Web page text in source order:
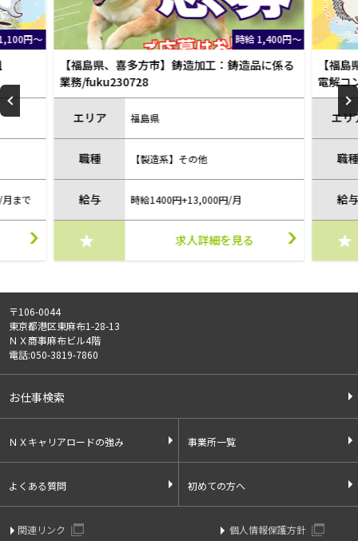
円～
まで
時給 1,400円～
【福島県、喜多方市】鋳造加工：鋳造品に係る
業務/fuku230728
エリア 福島県
職種 【製造系】その他
給与 時給1400円+13,000円/月
求人詳細を見る
【福
電解コ
包）/
エリ
職
給
〒106-0044
東京都港区東麻布1-28-13
ＮＸ商事麻布ビル4階
電話:050-3819-7860
お仕事検索
ＮＸキャリアロードの強み 事業所一覧
よくある質問 初めての方へ
関連リンク 個人情報保護方針